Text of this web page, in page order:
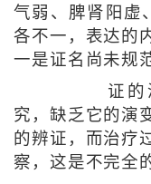
气弱、脾肾阳虚
各不一，表达的
一是证名尚未规
证的演
究，缺乏它的演
的辨证，而治疗
察，这是不完全